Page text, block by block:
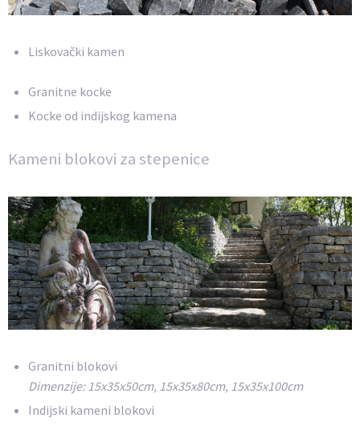
Liskovački kamen
Granitne kocke
Kocke od indijskog kamena
Kameni blokovi za stepenice
Granitni blokovi
Dimenzije: 15x35x50cm, 15x35x80cm, 15x35x100cm
Indijski kameni blokovi